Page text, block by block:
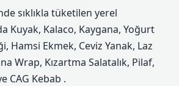
sıklıkla tüketilen yerel
Kuyak, Kalaco, Kaygana, Yoğurt
Hamsi Ekmek, Ceviz Yanak, Laz
Wrap, Kızartma Salatalık, Pilaf,
CAG Kebab .